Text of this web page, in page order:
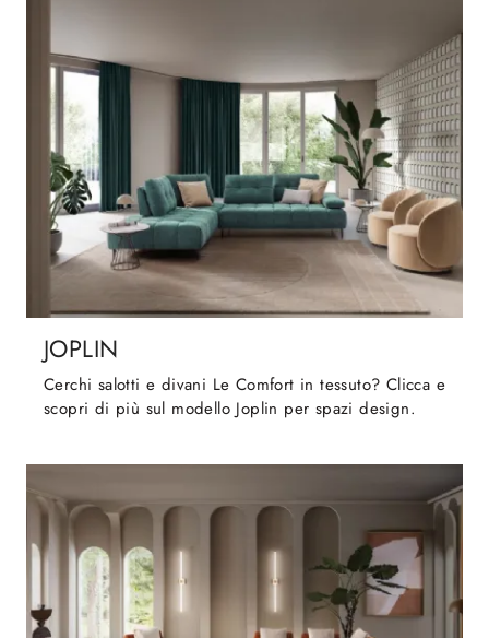
JOPLIN
Cerchi salotti e divani Le Comfort in tessuto? Clicca e
scopri di più sul modello Joplin per spazi design.